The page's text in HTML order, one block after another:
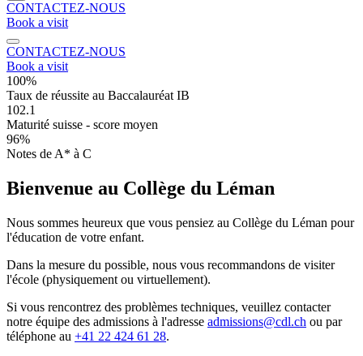
CONTACTEZ-NOUS
Book a visit
CONTACTEZ-NOUS
Book a visit
100%
Taux de réussite au Baccalauréat IB
102.1
Maturité suisse - score moyen
96%
Notes de A* à C
Bienvenue au Collège du Léman
Nous sommes heureux que vous pensiez au Collège du Léman pour
l'éducation de votre enfant.
Dans la mesure du possible, nous vous recommandons de visiter
l'école (physiquement ou virtuellement).
Si vous rencontrez des problèmes techniques, veuillez contacter
notre équipe des admissions à l'adresse admissions@cdl.ch ou par
téléphone au +41 22 424 61 28.